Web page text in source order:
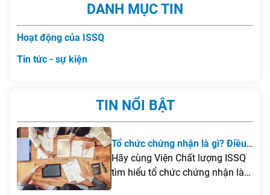
DANH MỤC TIN
Hoạt động của ISSQ
Tin tức - sự kiện
TIN NỔI BẬT
Tổ chức chứng nhận là gì? Điều
kiện để thành lập tổ chức chứng
nhận tại Việt Nam
Hãy cùng Viện Chất lượng ISSQ
tìm hiểu tổ chức chứng nhận là
gì, những điều kiện cần đáp ứng